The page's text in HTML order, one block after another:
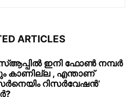
ARTICLES
ഇനി ഫോൺ നമ്പർ
കാണില്ല , എന്താണ്
റിസർവേഷൻ’